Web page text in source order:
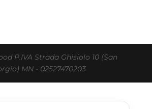
P.IVA Strada Ghisiolo 10 (San
MN - 02527470203